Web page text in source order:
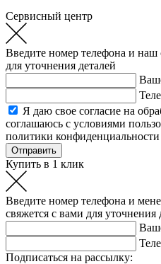
Сервисный центр
Введите номер телефона и наш
для уточнения деталей
Я даю свое согласие на
соглашаюсь с условиями
политики конфиденциальности
Купить в 1 клик
Введите номер телефона и
свяжется с вами для уточнения
Подписаться на рассылку: